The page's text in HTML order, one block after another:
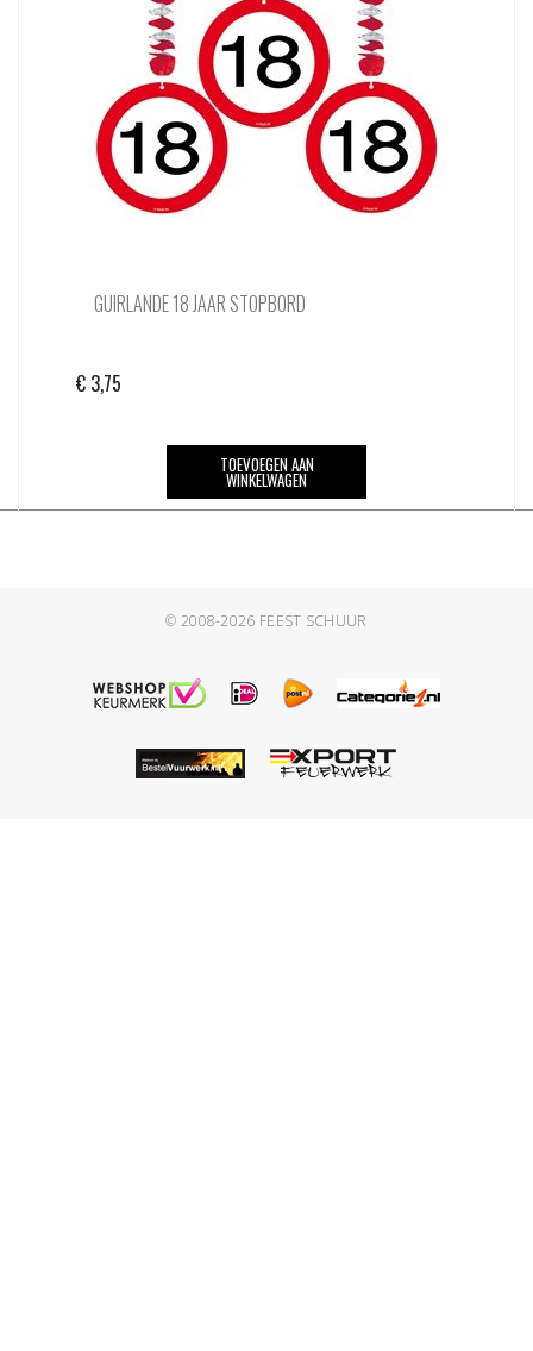
GUIRLANDE 18 JAAR STOPBORD
€ 3,75
TOEVOEGEN AAN
WINKELWAGEN
© 2008-2026 FEEST SCHUUR